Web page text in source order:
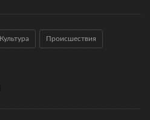
Культура Происшествия